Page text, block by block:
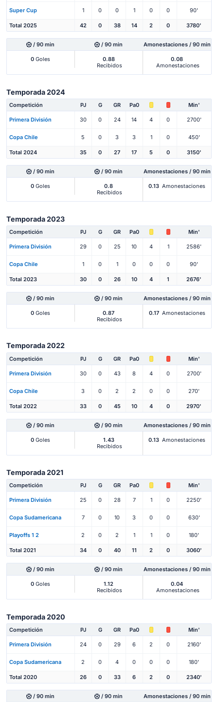
Super Cup 1 0 0 1 0 0 90'
Total 2025 42 0 38 14 2 0 3780'
/ 90 min / 90 min Amonestaciones / 90 min
0 Goles
0.88
Recibidos
0.08
Amonestaciones
Temporada 2024
Competición PJ G GR Pa0 Min'
Primera División 30 0 24 14 4 0 2700'
Copa Chile 5 0 3 3 1 0 450'
Total 2024 35 0 27 17 5 0 3150'
/ 90 min / 90 min Amonestaciones / 90 min
0 Goles
0.8
Recibidos
0.13 Amonestaciones
Temporada 2023
Competición PJ G GR Pa0 Min'
Primera División 29 0 25 10 4 1 2586'
Copa Chile 1 0 1 0 0 0 90'
Total 2023 30 0 26 10 4 1 2676'
/ 90 min / 90 min Amonestaciones / 90 min
0 Goles
0.87
Recibidos
0.17 Amonestaciones
Temporada 2022
Competición PJ G GR Pa0 Min'
Primera División 30 0 43 8 4 0 2700'
Copa Chile 3 0 2 2 0 0 270'
Total 2022 33 0 45 10 4 0 2970'
/ 90 min / 90 min Amonestaciones / 90 min
0 Goles
1.43
Recibidos
0.13 Amonestaciones
Temporada 2021
Competición PJ G GR Pa0 Min'
Primera División 25 0 28 7 1 0 2250'
Copa Sudamericana 7 0 10 3 0 0 630'
Playoffs 1 2 2 0 2 1 1 0 180'
Total 2021 34 0 40 11 2 0 3060'
/ 90 min / 90 min Amonestaciones / 90 min
0 Goles
1.12
Recibidos
0.04
Amonestaciones
Temporada 2020
Competición PJ G GR Pa0 Min'
Primera División 24 0 29 6 2 0 2160'
Copa Sudamericana 2 0 4 0 0 0 180'
Total 2020 26 0 33 6 2 0 2340'
/ 90 min / 90 min Amonestaciones / 90 min